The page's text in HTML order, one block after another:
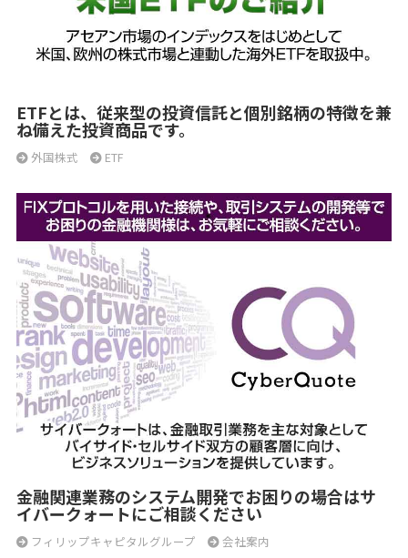
ETFとは、従来型の投資信託と個別銘柄の特徴を兼
ね備えた投資商品です。
外国株式 ETF
金融関連業務のシステム開発でお困りの場合はサ
イバークォートにご相談ください
フィリップキャピタルグループ 会社案内